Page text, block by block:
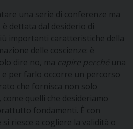
una serie di conferenze ma
dettata dal desiderio di
importanti caratteristiche della
delle coscienze: è
dire no, ma capire perché una
per farlo occorre un percorso
che fornisca non solo
quelli che desideriamo
fondamenti. È con
riesce a cogliere la validità o